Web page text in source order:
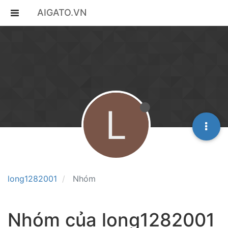
AIGATO.VN
long1282001 Nhóm
L
Nhóm của long1282001